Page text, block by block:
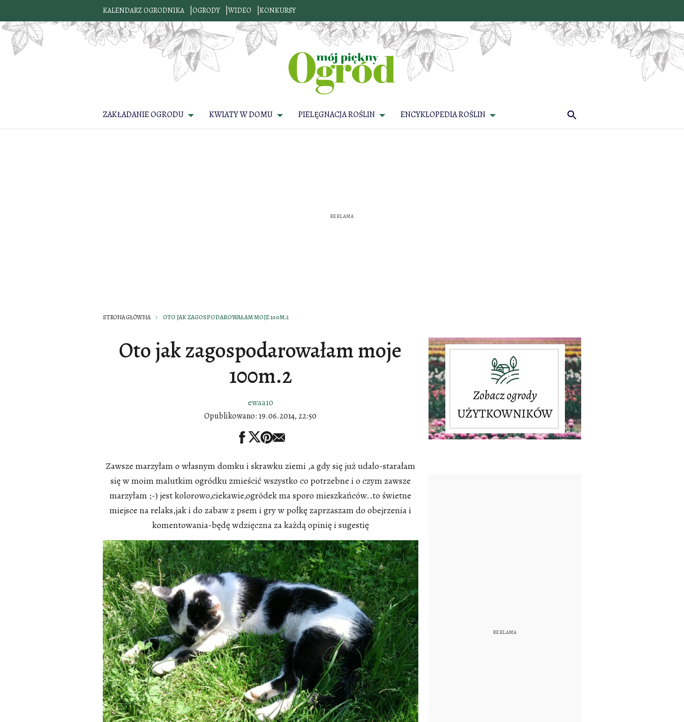
KALENDARZ OGRODNIKA OGRODY WIDEO KONKURSY
ZAKŁADANIE OGRODU KWIATY W DOMU PIELĘGNACJA ROŚLIN ENCYKLOPEDIA ROŚLIN
STRONA GŁÓWNA OTO JAK ZAGOSPODAROWAŁAM MOJE 100M.2
Oto jak zagospodarowałam moje
100m.2
ewaa10
Opublikowano: 19.06.2014, 22:50
Zawsze marzyłam o własnym domku i skrawku ziemi ,a gdy się już udało-starałam
się w moim malutkim ogródku zmieścić wszystko co potrzebne i o czym zawsze
marzyłam ;-) jest kolorowo,ciekawie,ogródek ma sporo mieszkańców..to świetne
miejsce na relaks,jak i do zabaw z psem i gry w połkę zaprzaszam do obejrzenia i
komentowania-będę wdzięczna za każdą opinię i sugestię